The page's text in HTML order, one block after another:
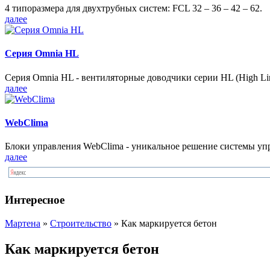
4 типоразмера для двухтрубных систем: FCL 32 – 36 – 42 – 62.
далее
Серия Omnia HL
Серия Omnia HL - вентиляторные доводчики серии HL (High
далее
WebClima
Блоки упрaвлeния WebClima - уникальное решение системы
далее
Интересное
Мартена » Строительство » Как маркируется бетон
Как маркируется бетон